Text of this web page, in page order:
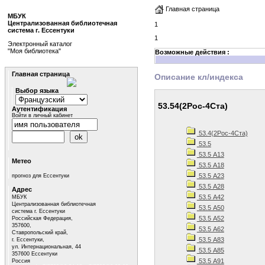
Главная страница
1
1
Возможные действия :
Описание кл/индекса
53.54(2Рос-4Ста)
53.4(2Рос-4Ста)
53.5
53.5 А13
53.5 А18
53.5 А23
53.5 А28
53.5 А42
53.5 А50
53.5 А52
53.5 А62
53.5 А83
53.5 А85
53.5 А91
МБУК
Централизованная библиотечная
система г. Ессентуки
Электронный каталог
"Моя библиотека"
Главная страница
Выбор языка
Аутентификация
Войти в личный кабинет
Метео
прогноз для Ессентуки
Адрес
МБУК
Централизованная библиотечная
система г. Ессентуки
Российская Федерация,
357600,
Ставропольский край,
г. Ессентуки,
ул. Интернациональная, 44
357600 Ессентуки
Россия